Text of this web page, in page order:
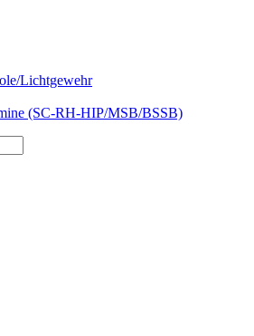
Lichtgewehr
(SC-RH-HIP/MSB/BSSB)